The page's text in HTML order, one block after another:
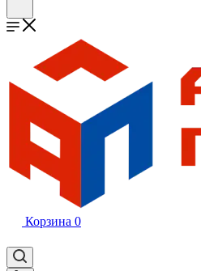
Корзина 0